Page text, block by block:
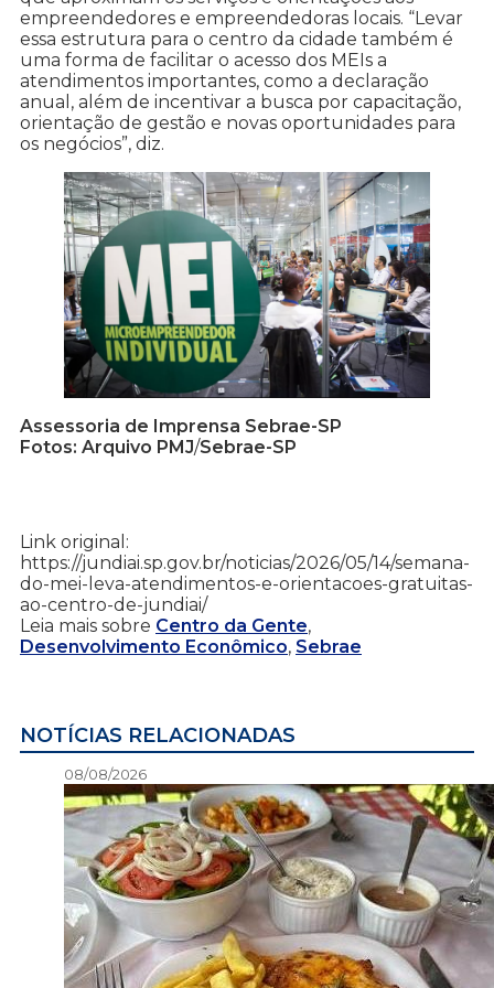
empreendedores e empreendedoras locais. “Levar
essa estrutura para o centro da cidade também é
uma forma de facilitar o acesso dos MEIs a
atendimentos importantes, como a declaração
anual, além de incentivar a busca por capacitação,
orientação de gestão e novas oportunidades para
os negócios”, diz.
Assessoria de Imprensa Sebrae-SP
Fotos: Arquivo PMJ/Sebrae-SP
Link original:
https://jundiai.sp.gov.br/noticias/2026/05/14/semana-
do-mei-leva-atendimentos-e-orientacoes-gratuitas-
ao-centro-de-jundiai/
Leia mais sobre Centro da Gente,
Desenvolvimento Econômico, Sebrae
NOTÍCIAS RELACIONADAS
08/08/2026